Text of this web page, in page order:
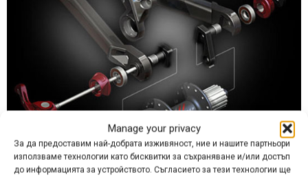
Manage your privacy
За да предоставим най-добрата изживяност, ние и нашите партньори
използваме технологии като бисквитки за съхраняване и/или достъп
до информацията за устройството. Съгласието за тези технологии ще